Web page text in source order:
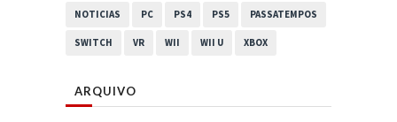
NOTICIAS PC PS4 PS5 PASSATEMPOS
SWITCH VR WII WII U XBOX
ARQUIVO